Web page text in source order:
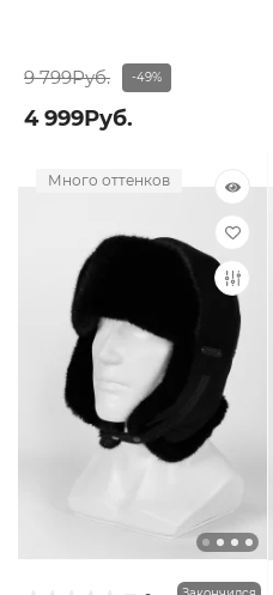
9 799Руб. -49%
4 999Руб.
Много оттенков